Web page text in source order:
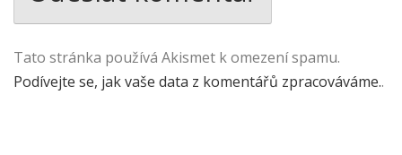
Tato stránka používá Akismet k omezení spamu.
Podívejte se, jak vaše data z komentářů zpracováváme..